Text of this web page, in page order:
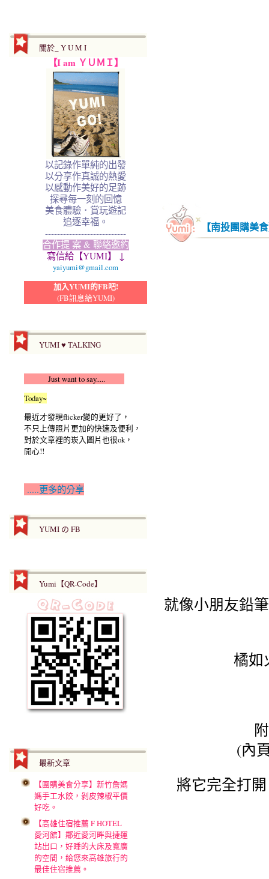
關於_ Y U M I
【I am ＹＵＭＩ】
以記錄作單純的出發
以分享作真誠的熱愛
以感動作美好的足跡
探尋每一刻的回憶
美食體驗．賞玩遊記
追逐幸福。
---------------------------
合作提 案 & 聯絡邀約
寫信給【YUMI】 ↓
yaiyumi@gmail.com
加入YUMI的FB吧!
(FB訊息給YUMI)
YUMI ♥ TALKING
Just want to say.....
Today~
最近才發現flicker變的更好了，
不只上傳照片更加的快速及便利，
對於文章裡的崁入圖片也很ok，
開心!!
.....更多的分享
YUMI の FB
Yumi【QR-Code】
最新文章
【團購美食分享】新竹詹媽
媽手工水餃，剝皮辣椒平價
好吃。
【高雄住宿推薦 F HOTEL
愛河館】鄰近愛河畔與捷運
站出口，好睡的大床及寬廣
的空間，給您來高雄旅行的
最佳住宿推薦。
【南投團購美
就像小朋友鉛
橘如
(內
將它完全打